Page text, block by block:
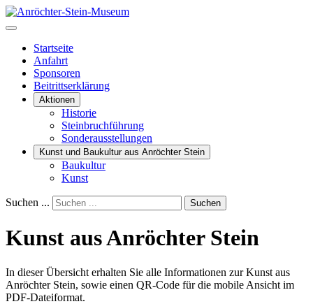
Startseite
Anfahrt
Sponsoren
Beitrittserklärung
Aktionen
Historie
Steinbruchführung
Sonderausstellungen
Kunst und Baukultur aus Anröchter Stein
Baukultur
Kunst
Suchen ... Suchen
Kunst aus Anröchter Stein
In dieser Übersicht erhalten Sie alle Informationen zur Kunst aus
Anröchter Stein, sowie einen QR-Code für die mobile Ansicht im
PDF-Dateiformat.